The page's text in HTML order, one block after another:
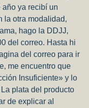
año ya recibí un
la otra modalidad,
hago la DDJJ,
del correo. Hasta hi
del correo para ir
me encuentro que
Insuficiente» y lo
plata del producto
de explicar al